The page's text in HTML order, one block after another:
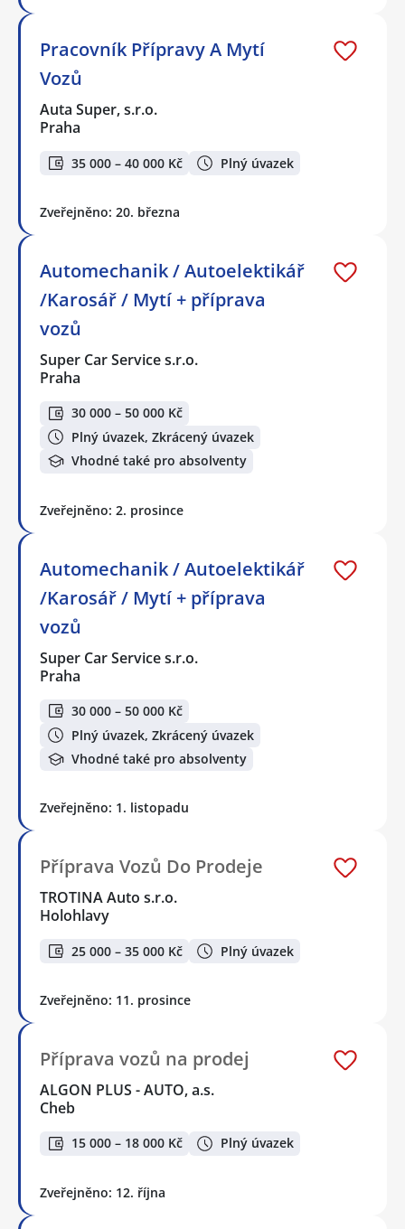
Pracovník Přípravy A Mytí
Vozů
Auta Super, s.r.o.
Praha
35 000 – 40 000 Kč Plný úvazek
Zveřejněno: 20. března
Automechanik / Autoelektikář
/Karosář / Mytí + příprava
vozů
Super Car Service s.r.o.
Praha
30 000 – 50 000 Kč
Plný úvazek, Zkrácený úvazek
Vhodné také pro absolventy
Zveřejněno: 2. prosince
Automechanik / Autoelektikář
/Karosář / Mytí + příprava
vozů
Super Car Service s.r.o.
Praha
30 000 – 50 000 Kč
Plný úvazek, Zkrácený úvazek
Vhodné také pro absolventy
Zveřejněno: 1. listopadu
Příprava Vozů Do Prodeje
TROTINA Auto s.r.o.
Holohlavy
25 000 – 35 000 Kč Plný úvazek
Zveřejněno: 11. prosince
Příprava vozů na prodej
ALGON PLUS - AUTO, a.s.
Cheb
15 000 – 18 000 Kč Plný úvazek
Zveřejněno: 12. října